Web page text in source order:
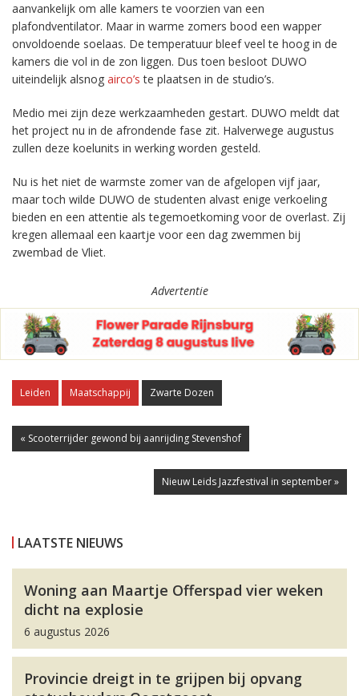
aanvankelijk om alle kamers te voorzien van een
plafondventilator. Maar in warme zomers bood een wapper
onvoldoende soelaas. De temperatuur bleef veel te hoog in de
kamers die vol in de zon liggen. Dus toen besloot DUWO
uiteindelijk alsnog airco’s te plaatsen in de studio’s.
Medio mei zijn deze werkzaamheden gestart. DUWO meldt dat
het project nu in de afrondende fase zit. Halverwege augustus
zullen deze koelunits in werking worden gesteld.
Nu is het niet de warmste zomer van de afgelopen vijf jaar,
maar toch wilde DUWO de studenten alvast enige verkoeling
bieden en een attentie als tegemoetkoming voor de overlast. Zij
kregen allemaal een kaartje voor een dag zwemmen bij
zwembad de Vliet.
Advertentie
Leiden Maatschappij Zwarte Dozen
« Scooterrijder gewond bij aanrijding Stevenshof
Nieuw Leids Jazzfestival in september »
LAATSTE NIEUWS
Woning aan Maartje Offerspad vier weken
dicht na explosie
6 augustus 2026
Provincie dreigt in te grijpen bij opvang